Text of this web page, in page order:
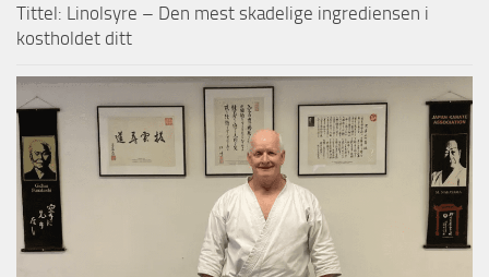
Tittel: Linolsyre – Den mest skadelige ingrediensen i
kostholdet ditt